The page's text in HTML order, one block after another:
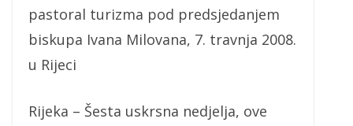
pastoral turizma pod predsjedanjem
biskupa Ivana Milovana, 7. travnja 2008.
u Rijeci
Rijeka – Šesta uskrsna nedjelja, ove